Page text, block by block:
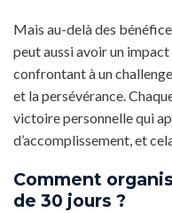
Mais au-delà des
peut aussi avoir un
confrontant à un
et la persévérance.
victoire personnelle qui
d’accomplissement, et
Comment
de 30 jours ?